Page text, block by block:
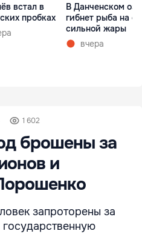
встал в
пробках
В Данченском
гибнет рыба на
сильной жары
вчера
1 602
брошены за
и
запроторены за